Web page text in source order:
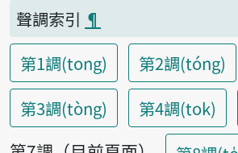
聲調索引 ¶
第1調(tong)
第2調(tóng)
第3調(tòng)
第4調(tok)